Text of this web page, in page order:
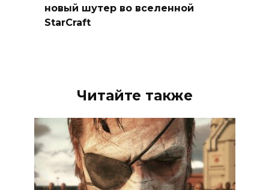
новый шутер во вселенной
StarCraft
Читайте также